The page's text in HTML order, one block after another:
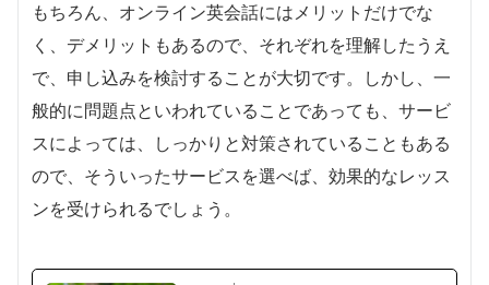
もちろん、オンライン英会話にはメリットだけでな
く、デメリットもあるので、それぞれを理解したうえ
で、申し込みを検討することが大切です。しかし、一
般的に問題点といわれていることであっても、サービ
スによっては、しっかりと対策されていることもある
ので、そういったサービスを選べば、効果的なレッス
ンを受けられるでしょう。